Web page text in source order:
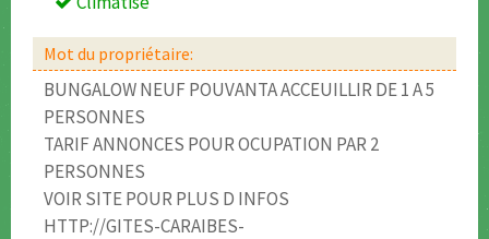
Mot du propriétaire:
BUNGALOW NEUF POUVANTA ACCEUILLIR DE 1 A 5
PERSONNES
TARIF ANNONCES POUR OCUPATION PAR 2
PERSONNES
VOIR SITE POUR PLUS D INFOS
HTTP://GITES-CARAIBES-